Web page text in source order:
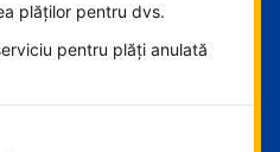
plăților pentru dvs.
pentru plăți anulată